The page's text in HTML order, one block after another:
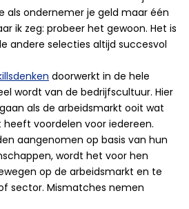
als ondernemer je geld maar één
ik zeg: probeer het gewoon. Het is
andere selecties altijd succesvol
doorwerkt in de hele
wordt van de bedrijfscultuur. Hier
als de arbeidsmarkt ooit wat
voordelen voor iedereen.
aangenomen op basis van hun
wordt het voor hen
op de arbeidsmarkt en te
sector. Mismatches nemen